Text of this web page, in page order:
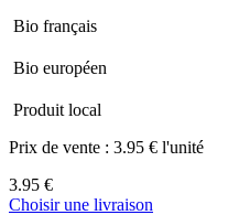
Bio français
Bio européen
Produit local
Prix de vente : 3.95 € l'unité
3.95 €
Choisir une livraison